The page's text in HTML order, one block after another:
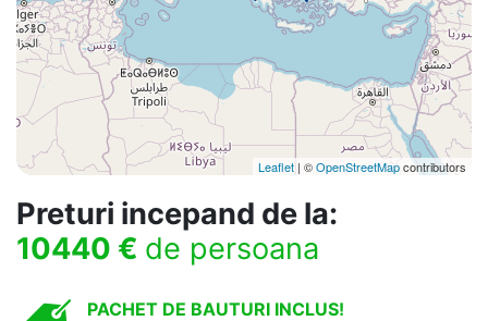
Leaflet | ©OpenStreetMapcontributors
Preturi incepand de la:
10440 € de persoana
PACHET DE BAUTURI INCLUS!